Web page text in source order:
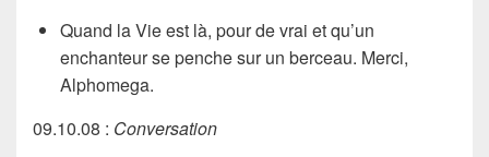
Quand la Vie est là, pour de vrai et qu’un
enchanteur se penche sur un berceau. Merci,
Alphomega.
09.10.08 : Conversation